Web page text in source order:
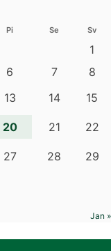
Pi Se Sv
1
6 7
8
13 14 15
20 21 22
27 28
29
Jan »